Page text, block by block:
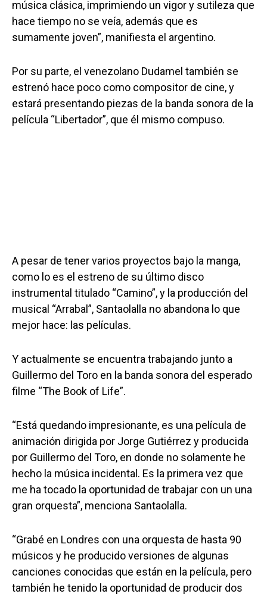
música clásica, imprimiendo un vigor y sutileza que
hace tiempo no se veía, además que es
sumamente joven”, manifiesta el argentino.
Por su parte, el venezolano Dudamel también se
estrenó hace poco como compositor de cine, y
estará presentando piezas de la banda sonora de la
película “Libertador”, que él mismo compuso.
A pesar de tener varios proyectos bajo la manga,
como lo es el estreno de su último disco
instrumental titulado “Camino”, y la producción del
musical “Arrabal”, Santaolalla no abandona lo que
mejor hace: las películas.
Y actualmente se encuentra trabajando junto a
Guillermo del Toro en la banda sonora del esperado
filme “The Book of Life”.
“Está quedando impresionante, es una película de
animación dirigida por Jorge Gutiérrez y producida
por Guillermo del Toro, en donde no solamente he
hecho la música incidental. Es la primera vez que
me ha tocado la oportunidad de trabajar con un una
gran orquesta”, menciona Santaolalla.
“Grabé en Londres con una orquesta de hasta 90
músicos y he producido versiones de algunas
canciones conocidas que están en la película, pero
también he tenido la oportunidad de producir dos